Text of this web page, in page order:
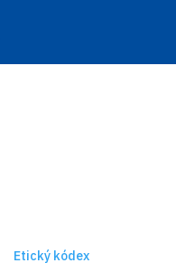
Etický kódex